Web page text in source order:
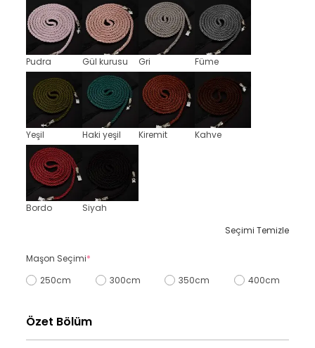
Pudra Gül kurusu Gri Füme
Yeşil Haki yeşil Kiremit Kahve
Bordo
Siyah
Seçimi Temizle
Maşon Seçimi*
250cm
300cm 350cm 400cm
Özet Bölüm